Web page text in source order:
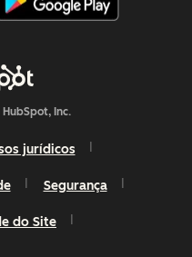
Inc.
jurídicos
Segurança
do Site